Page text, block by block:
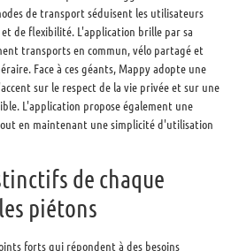
de transport séduisent les utilisateurs
de flexibilité. L'application brille par sa
transports en commun, vélo partagé et
Face à ces géants, Mappy adopte une
sur le respect de la vie privée et sur une
L'application propose également une
en maintenant une simplicité d'utilisation
de chaque
piétons
forts qui répondent à des besoins